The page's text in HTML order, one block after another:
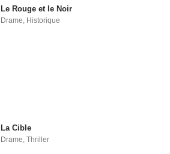
Le Rouge et le Noir
Drame, Historique
La Cible
Drame,Thriller